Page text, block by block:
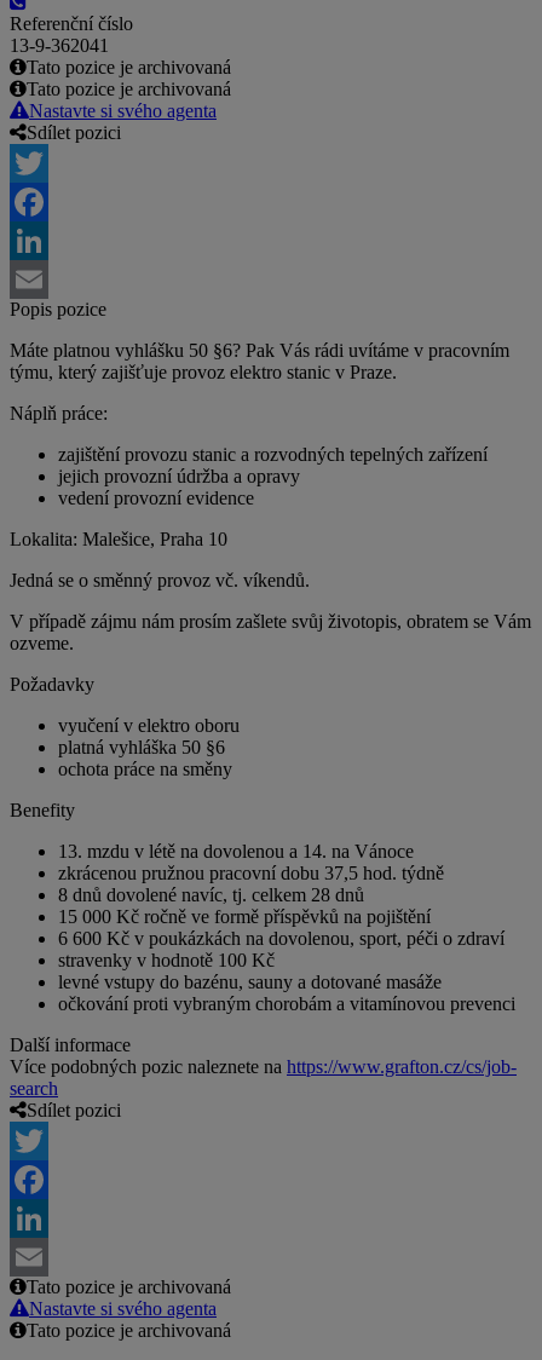
Referenční číslo
13-9-362041
Tato pozice je archivovaná
Tato pozice je archivovaná
Nastavte si svého agenta
Sdílet pozici
Twitter
Facebook
LinkedIn
Email
Popis pozice
Máte platnou vyhlášku 50 §6? Pak Vás rádi uvítáme v pracovním
týmu, který zajišťuje provoz elektro stanic v Praze.
Náplň práce:
zajištění provozu stanic a rozvodných tepelných zařízení
jejich provozní údržba a opravy
vedení provozní evidence
Lokalita: Malešice, Praha 10
Jedná se o směnný provoz vč. víkendů.
V případě zájmu nám prosím zašlete svůj životopis, obratem se Vám
ozveme.
Požadavky
vyučení v elektro oboru
platná vyhláška 50 §6
ochota práce na směny
Benefity
13. mzdu v létě na dovolenou a 14. na Vánoce
zkrácenou pružnou pracovní dobu 37,5 hod. týdně
8 dnů dovolené navíc, tj. celkem 28 dnů
15 000 Kč ročně ve formě příspěvků na pojištění
6 600 Kč v poukázkách na dovolenou, sport, péči o zdraví
stravenky v hodnotě 100 Kč
levné vstupy do bazénu, sauny a dotované masáže
očkování proti vybraným chorobám a vitamínovou prevenci
Další informace
Více podobných pozic naleznete na https://www.grafton.cz/cs/job-
search
Sdílet pozici
Twitter
Facebook
LinkedIn
Email
Tato pozice je archivovaná
Nastavte si svého agenta
Tato pozice je archivovaná